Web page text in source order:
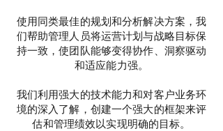
使用同类最佳的规划和分析解决方案，我
们帮助管理人员将运营计划与战略目标保
持一致，使团队能够变得协作、洞察驱动
和适应能力强。
我们利用强大的技术能力和对客户业务环
境的深入了解，创建一个强大的框架来评
估和管理绩效以实现明确的目标。